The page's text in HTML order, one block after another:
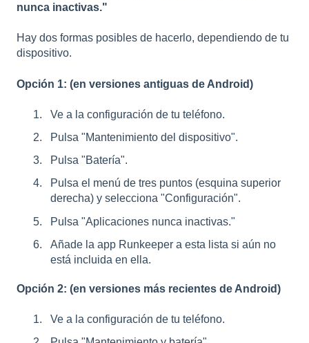
nunca inactivas."
Hay dos formas posibles de hacerlo, dependiendo de tu
dispositivo.
Opción 1: (en versiones antiguas de Android)
Ve a la configuración de tu teléfono.
Pulsa "Mantenimiento del dispositivo".
Pulsa "Batería".
Pulsa el menú de tres puntos (esquina superior
derecha) y selecciona "Configuración".
Pulsa "Aplicaciones nunca inactivas."
Añade la app Runkeeper a esta lista si aún no
está incluida en ella.
Opción 2: (en versiones más recientes de Android)
Ve a la configuración de tu teléfono.